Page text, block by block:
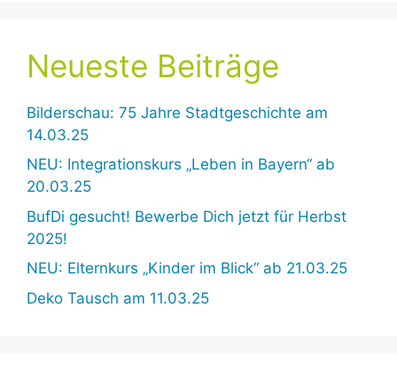
Neueste Beiträge
Bilderschau: 75 Jahre Stadtgeschichte am
14.03.25
NEU: Integrationskurs „Leben in Bayern“ ab
20.03.25
BufDi gesucht! Bewerbe Dich jetzt für Herbst
2025!
NEU: Elternkurs „Kinder im Blick“ ab 21.03.25
Deko Tausch am 11.03.25